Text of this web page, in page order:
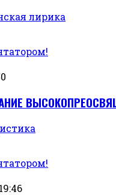
лирика